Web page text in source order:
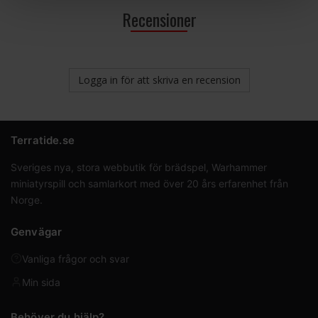
Recensioner
Logga in för att skriva en recension
Terratide.se
Sveriges nya, stora webbutik för brädspel, Warhammer
miniatyrspill och samlarkort med över 20 års erfarenhet från
Norge.
Genvägar
Vanliga frågor och svar
Min sida